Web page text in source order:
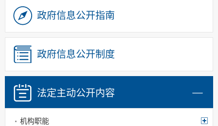
政府信息公开指南
政府信息公开制度
法定主动公开内容
机构职能